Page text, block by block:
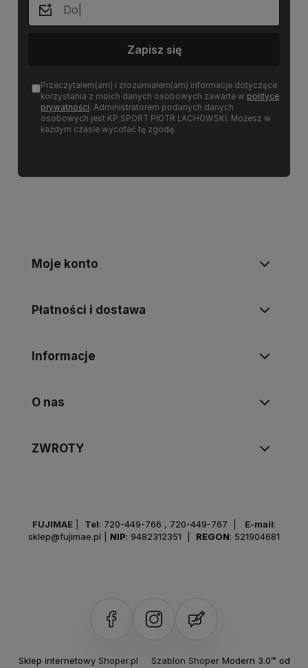
Zapisz się
Przeczytałem(am) i zrozumiałem(am) informacje dotyczące
korzystania z moich danych osobowych zawarte w polityce
prywatności. Administratorem podanych danych
osobowych jest KP SPORT PIOTR LACHOWSKI. Możesz w
każdym czasie wycofać tę zgodę.
Moje konto
Płatności i dostawa
Informacje
O nas
ZWROTY
FUJIMAE Tel: 720-449-766 , 720-449-767 E-mail:
sklep@fujimae.pl
NIP: 9482312351 | REGON: 521904681
Sklep internetowy Shoper.pl Szablon Shoper Modern 3.0™ od